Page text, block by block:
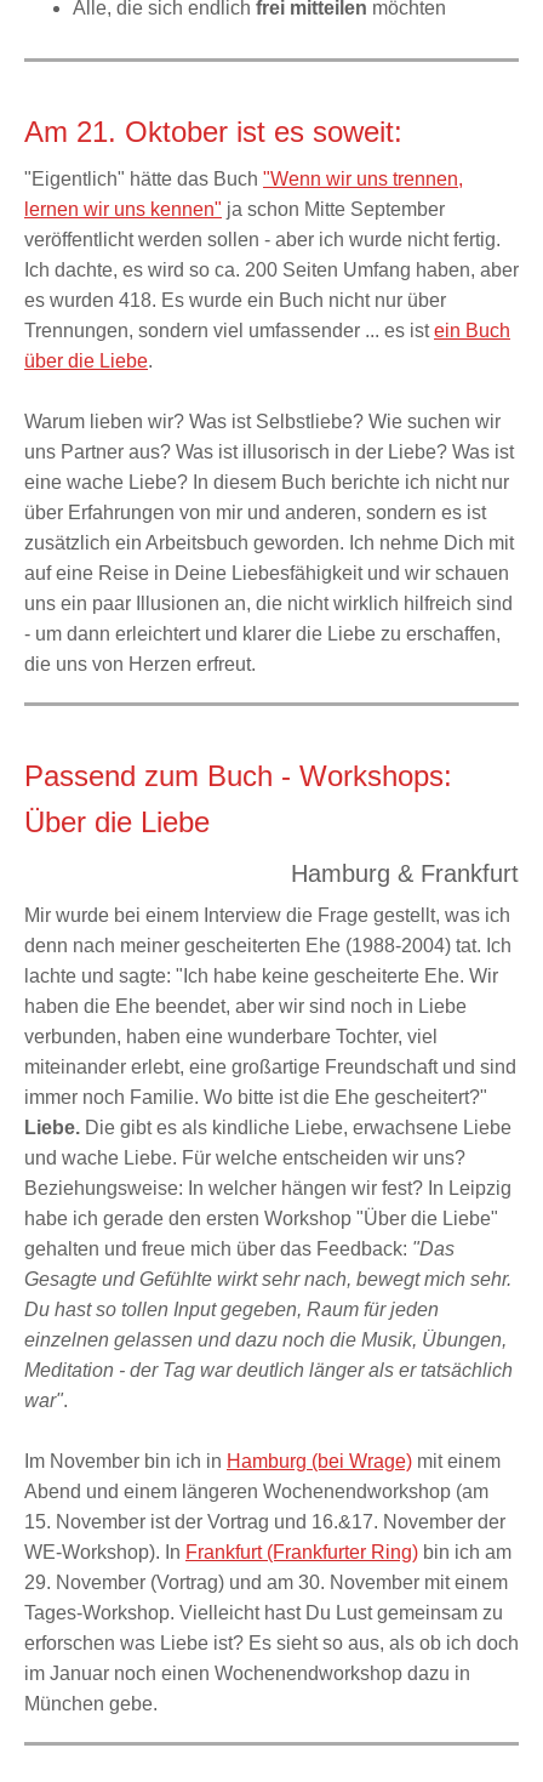
Alle, die sich endlich frei mitteilen möchten
Am 21. Oktober ist es soweit:
"Eigentlich" hätte das Buch "Wenn wir uns trennen,
lernen wir uns kennen" ja schon Mitte September
veröffentlicht werden sollen - aber ich wurde nicht fertig.
Ich dachte, es wird so ca. 200 Seiten Umfang haben, aber
es wurden 418. Es wurde ein Buch nicht nur über
Trennungen, sondern viel umfassender ... es istein Buch
über die Liebe.
Warum lieben wir? Was ist Selbstliebe? Wie suchen wir
uns Partner aus? Was ist illusorisch in der Liebe? Was ist
eine wache Liebe? In diesem Buch berichte ich nicht nur
über Erfahrungen von mir und anderen, sondern es ist
zusätzlich ein Arbeitsbuch geworden. Ich nehme Dich mit
auf eine Reise in Deine Liebesfähigkeit und wir schauen
uns ein paar Illusionen an, die nicht wirklich hilfreich sind
- um dann erleichtert und klarer die Liebe zu erschaffen,
die uns von Herzen erfreut.
Passend zum Buch - Workshops:
Über die Liebe
Hamburg & Frankfurt
Mir wurde bei einem Interview die Frage gestellt, was ich
denn nach meiner gescheiterten Ehe (1988-2004) tat. Ich
lachte und sagte: "Ich habe keine gescheiterte Ehe. Wir
haben die Ehe beendet, aber wir sind noch in Liebe
verbunden, haben eine wunderbare Tochter, viel
miteinander erlebt, eine großartige Freundschaft und sind
immer noch Familie. Wo bitte ist die Ehe gescheitert?"
Liebe. Die gibt es als kindliche Liebe, erwachsene Liebe
und wache Liebe. Für welche entscheiden wir uns?
Beziehungsweise: In welcher hängen wir fest? In Leipzig
habe ich gerade den ersten Workshop "Über die Liebe"
gehalten und freue mich über das Feedback: "Das
Gesagte und Gefühlte wirkt sehr nach, bewegt mich sehr.
Du hast so tollen Input gegeben, Raum für jeden
einzelnen gelassen und dazu noch die Musik, Übungen,
Meditation - der Tag war deutlich länger als er tatsächlich
war".
Im November bin ich in Hamburg (bei Wrage) mit einem
Abend und einem längeren Wochenendworkshop (am
15. November ist der Vortrag und 16.&17. November der
WE-Workshop). In Frankfurt (Frankfurter Ring) bin ich am
29. November (Vortrag) und am 30. November mit einem
Tages-Workshop. Vielleicht hast Du Lust gemeinsam zu
erforschen was Liebe ist? Es sieht so aus, als ob ich doch
im Januar noch einen Wochenendworkshop dazu in
München gebe.